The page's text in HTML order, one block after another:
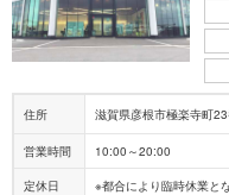
住所 滋賀県彦根市極楽寺町
営業時間 10:00～20:00
定休日 ※都合により臨時休業と